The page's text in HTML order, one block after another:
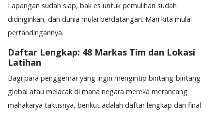
Lapangan sudah siap, bak es untuk pemulihan sudah
didinginkan, dan dunia mulai berdatangan. Mari kita mulai
pertandingannya.
Daftar Lengkap: 48 Markas Tim dan Lokasi
Latihan
Bagi para penggemar yang ingin mengintip bintang-bintang
global atau melacak di mana negara mereka merancang
mahakarya taktisnya, berikut adalah daftar lengkap dan final